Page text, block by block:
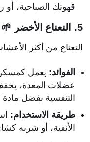
قهوتك الصباحية،
5. النعناع الأخضر 🌱 (مهدئ التشنجات)
النعناع من أكثر
الفوائد: يعمل
عضلات المعدة،
التنفسية بفضل مادة
طريقة الاستخدام:
الأنفية، أو شربه